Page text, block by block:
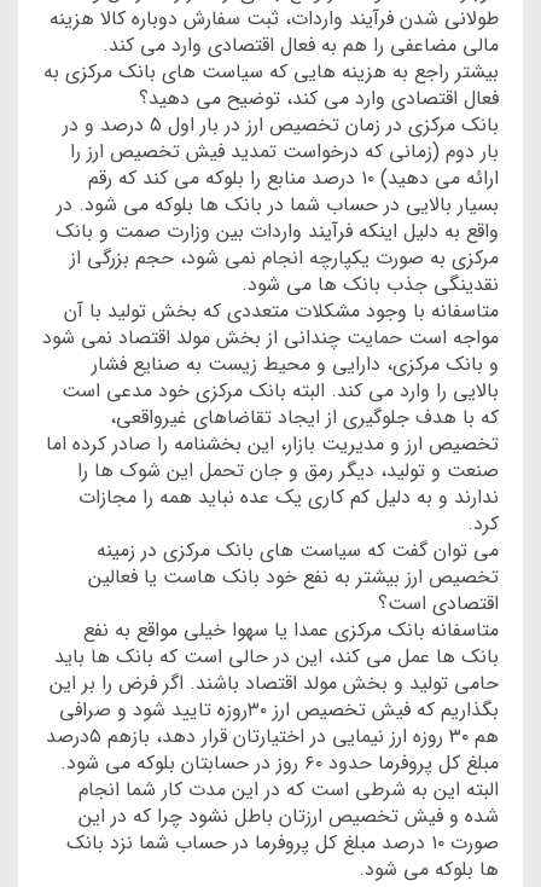
طولانی شدن فرآیند واردات، ثبت سفارش دوباره کالا هزینه
مالی مضاعفی را هم به فعال اقتصادی وارد می کند.
بیشتر راجع به هزینه هایی که سیاست های بانک مرکزی به
فعال اقتصادی وارد می کند، توضیح می دهید؟
بانک مرکزی در زمان تخصیص ارز در بار اول ۵ درصد و در
بار دوم (زمانی که درخواست تمدید فیش تخصیص ارز را
ارائه می دهید) ۱۰ درصد منابع را بلوکه می کند که رقم
بسیار بالایی در حساب شما در بانک ها بلوکه می شود. در
واقع به دلیل اینکه فرآیند واردات بین وزارت صمت و بانک
مرکزی به صورت یکپارچه انجام نمی شود، حجم بزرگی از
نقدینگی جذب بانک ها می شود.
متاسفانه با وجود مشکلات متعددی که بخش تولید با آن
مواجه است حمایت چندانی از بخش مولد اقتصاد نمی شود
و بانک مرکزی، دارایی و محیط زیست به صنایع فشار
بالایی را وارد می کند. البته بانک‌ مرکزی خود مدعی است
که با هدف جلوگیری از ایجاد تقاضاهای غیرواقعی،
تخصیص ارز و مدیریت بازار، این بخشنامه را صادر کرده‌ اما
صنعت و تولید، دیگر رمق و جان تحمل این شوک‌ ها را
ندارند و به دلیل کم‌ کاری یک عده نباید همه را مجازات
کرد.
می توان گفت که سیاست های بانک مرکزی در زمینه
تخصیص ارز بیشتر به نفع خود بانک هاست یا فعالین
اقتصادی است؟
متاسفانه بانک مرکزی عمدا یا سهوا خیلی مواقع به نفع
بانک ها عمل می کند، این در حالی است که بانک ها باید
حامی تولید و بخش مولد اقتصاد باشند. اگر فرض را بر این
بگذاریم که فیش تخصیص ارز ۳۰روزه تایید شود و صرافی
هم ۳۰ روزه ارز نیمایی در اختیارتان قرار دهد، بازهم ۵‌درصد
مبلغ کل پروفرما حدود ۶۰ روز در حسابتان بلوکه می‌ شود.
البته این به شرطی است که در این مدت کار شما انجام
شده و فیش تخصیص ارزتان باطل نشود چرا که در این
صورت ۱۰ درصد مبلغ کل پروفرما در حساب شما نزد بانک
ها بلوکه می شود.